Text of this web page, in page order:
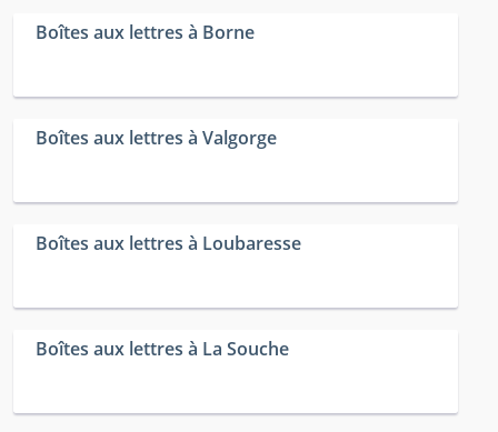
Boîtes aux lettres à Borne
Boîtes aux lettres à Valgorge
Boîtes aux lettres à Loubaresse
Boîtes aux lettres à La Souche